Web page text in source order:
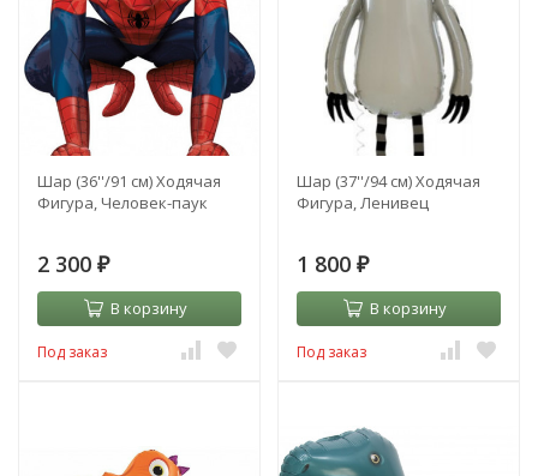
Шар (36''/91 см) Ходячая
Фигура, Человек-паук
2 300 ₽
В корзину
Под заказ
Шар (37''/94 см) Ходячая
Фигура, Ленивец
1 800 ₽
В корзину
Под заказ